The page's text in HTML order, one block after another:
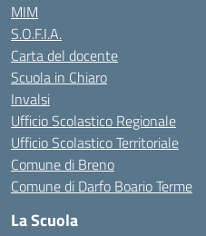
MIM
S.O.F.I.A.
Carta del docente
Scuola in Chiaro
Invalsi
Ufficio Scolastico Regionale
Ufficio Scolastico Territoriale
Comune di Breno
Comune di Darfo Boario Terme
La Scuola